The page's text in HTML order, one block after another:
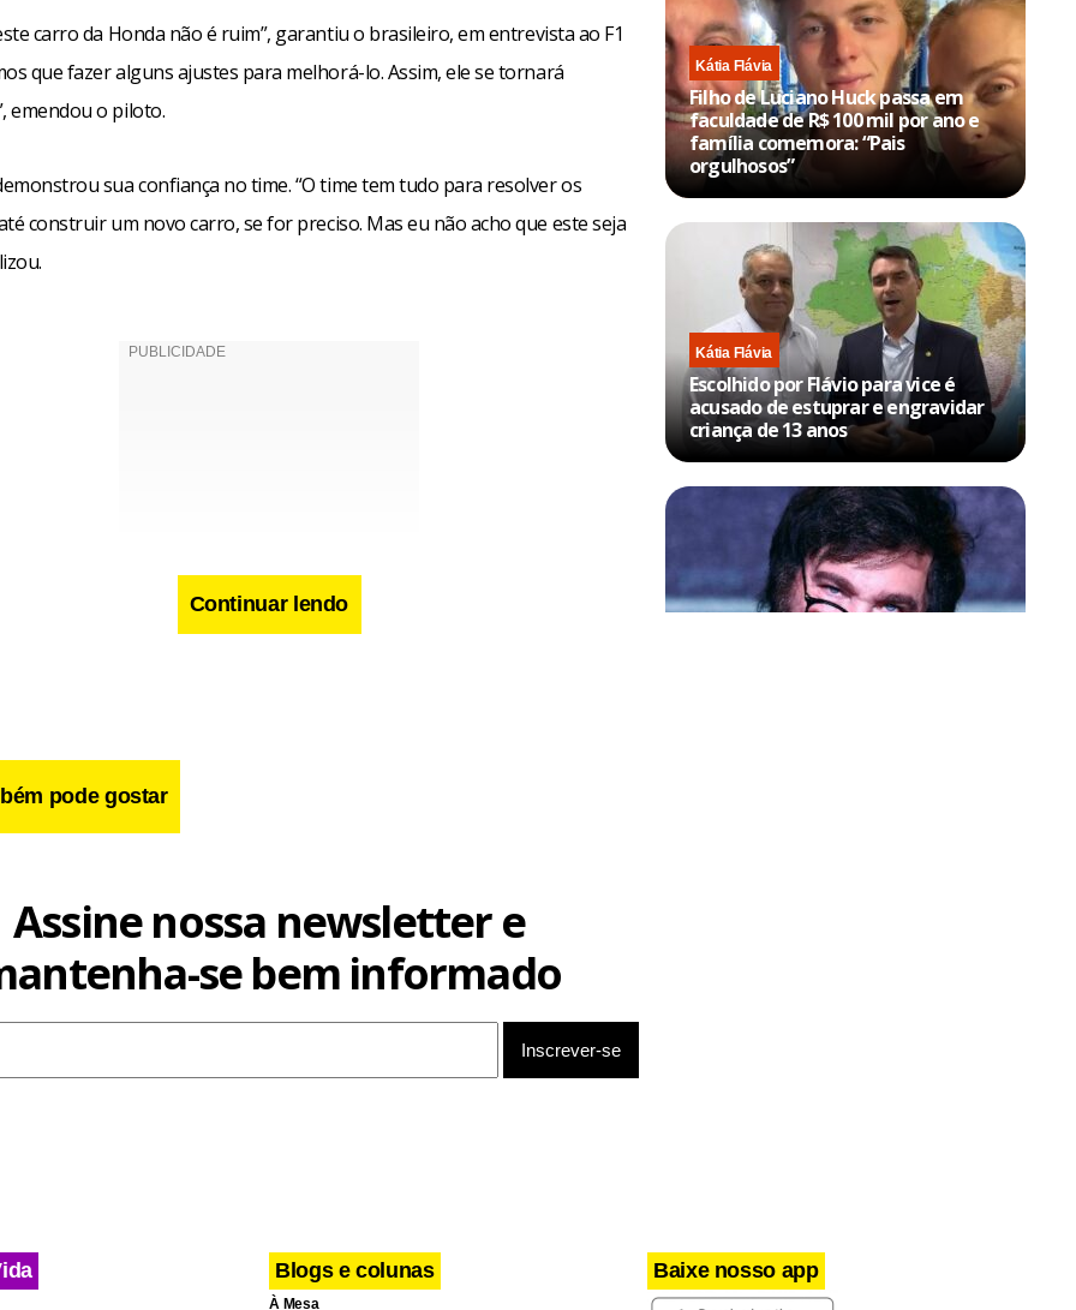
carro da Honda não é ruim”, garantiu o brasileiro, em entrevista ao F1
que fazer alguns ajustes para melhorá-lo. Assim, ele se tornará
emendou o piloto.
sua confiança no time. “O time tem tudo para resolver os
construir um novo carro, se for preciso. Mas eu não acho que este seja
LinkedIn
Twitter
X
Continuar lendo
pode gostar
Kátia Flávia
Filho de Luciano Huck passa em
faculdade de R$ 100 mil por ano e
família comemora: “Pais
orgulhosos”
Kátia Flávia
Escolhido por Flávio para vice é
acusado de estuprar e engravidar
criança de 13 anos
Assine nossa newsletter e
se bem informado
Blogs e colunas
À Mesa
Baixe nosso app